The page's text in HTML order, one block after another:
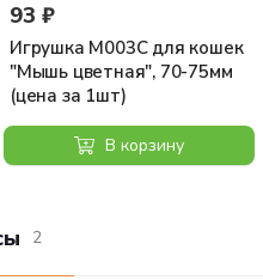
93 ₽
Игрушка M003C для кошек
"Мышь цветная", 70-75мм
(цена за 1шт)
В корзину
и
2